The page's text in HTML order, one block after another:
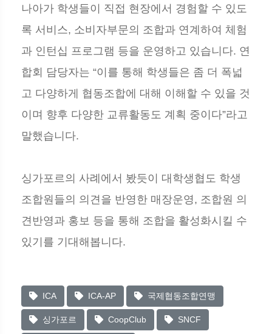
나아가 학생들이 직접 현장에서 경험할 수 있도
록 서비스, 소비자부문의 조합과 연계하여 체험
과 인턴십 프로그램 등을 운영하고 있습니다. 연
합회 담당자는 “이를 통해 학생들은 좀 더 폭넓
고 다양하게 협동조합에 대해 이해할 수 있을 것
이며 향후 다양한 교류활동도 계획 중이다”라고
말했습니다.
싱가포르의 사례에서 봤듯이 대학생협도 학생
조합원들의 의견을 반영한 매장운영, 조합원 의
견반영과 홍보 등을 통해 조합을 활성화시킬 수
있기를 기대해봅니다.
ICA ICA-AP 국제협동조합연맹
싱가포르 CoopClub SNCF